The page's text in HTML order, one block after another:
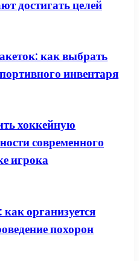
достигать целей
как выбрать
инвентаря
хоккейную
современного
игрока
организуется
похорон